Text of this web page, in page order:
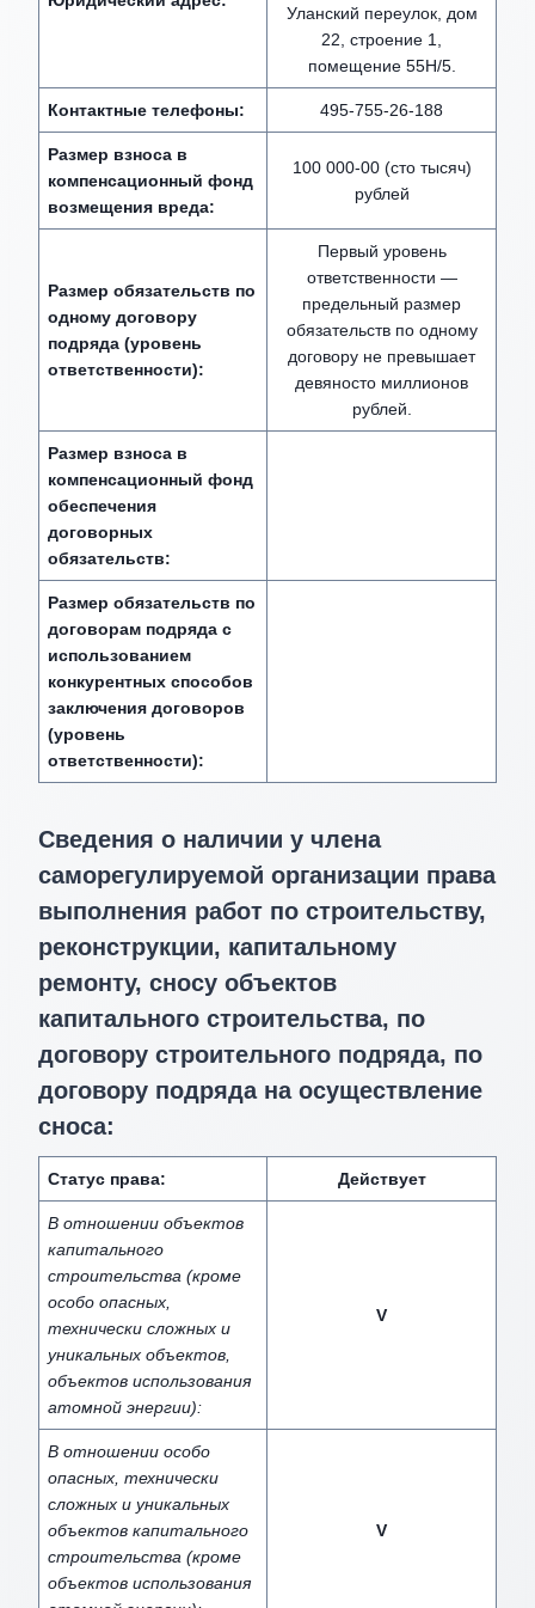
Уланский переулок, дом
22, строение 1,
помещение 55Н/5.
Контактные телефоны: 495-755-26-188
Размер взноса в
компенсационный фонд
возмещения вреда:
100 000-00 (сто тысяч)
рублей
Размер обязательств по
одному договору
подряда (уровень
ответственности):
Первый уровень
ответственности —
предельный размер
обязательств по одному
договору не превышает
девяносто миллионов
рублей.
Размер взноса в
компенсационный фонд
обеспечения
договорных
обязательств:
Размер обязательств по
договорам подряда с
использованием
конкурентных способов
заключения договоров
(уровень
ответственности):
Сведения о наличии у члена
саморегулируемой организации права
выполнения работ по строительству,
реконструкции, капитальному
ремонту, сносу объектов
капитального строительства, по
договору строительного подряда, по
договору подряда на осуществление
сноса:
Статус права: Действует
В отношении объектов
капитального
строительства (кроме
особо опасных,
технически сложных и
уникальных объектов,
объектов использования
атомной энергии):
V
В отношении особо
опасных, технически
сложных и уникальных
объектов капитального
строительства (кроме
объектов использования
V